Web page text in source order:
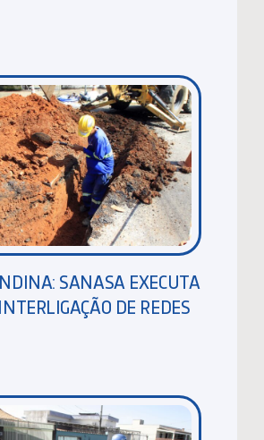
SANASA EXECUTA
DE REDES